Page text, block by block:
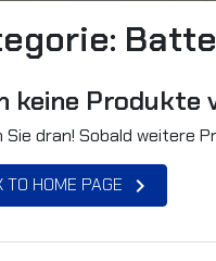
keine Produkte
Sie dran! Sobald weitere
TO HOME PAGE 